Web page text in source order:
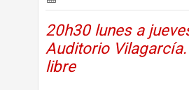
20h30 lunes a
Auditorio
libre